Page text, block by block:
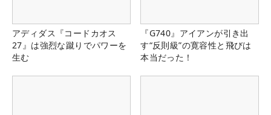
アディダス『コードカオス
27』は強烈な蹴りでパワーを
生む
『G740』アイアンが引き出
す“反則級”の寛容性と飛びは
本当だった！